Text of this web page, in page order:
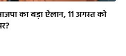
का बड़ा ऐलान, 11 अगस्त को